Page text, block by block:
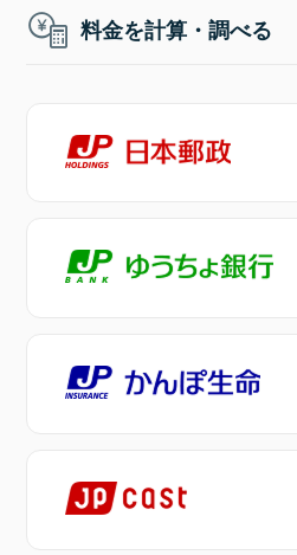
料金を計算・調べる